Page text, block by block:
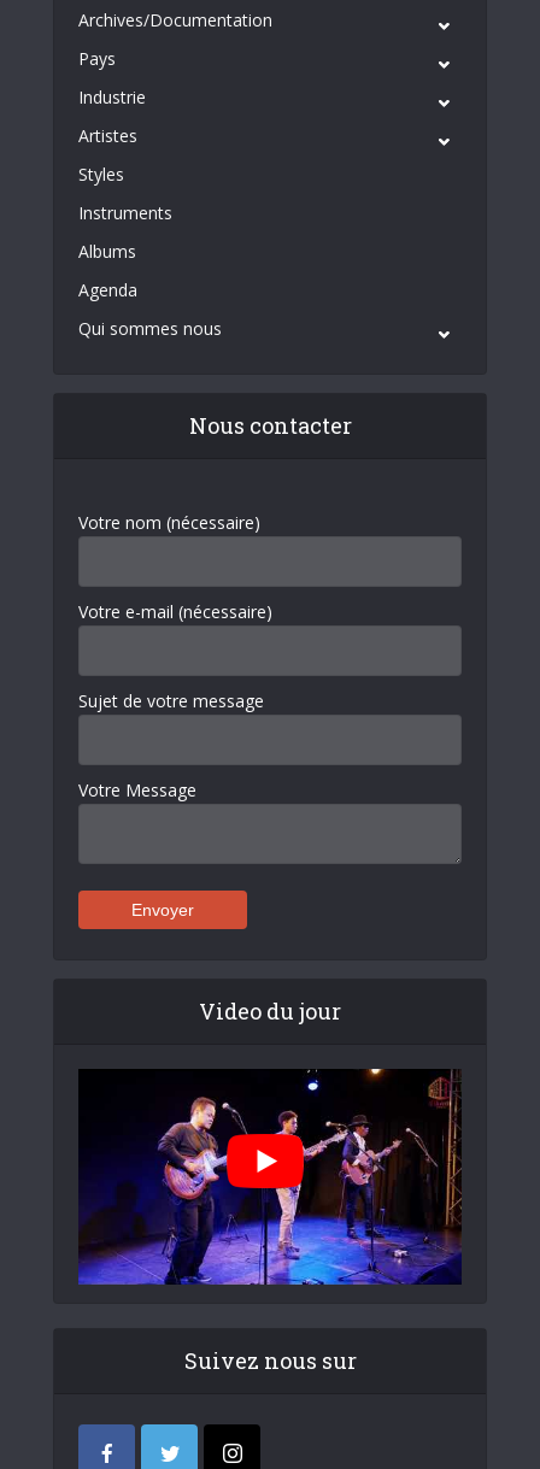
Archives/Documentation
Pays
Industrie
Artistes
Styles
Instruments
Albums
Agenda
Qui sommes nous
Nous contacter
Votre nom (nécessaire)
Votre e-mail (nécessaire)
Sujet de votre message
Votre Message
Video du jour
Suivez nous sur